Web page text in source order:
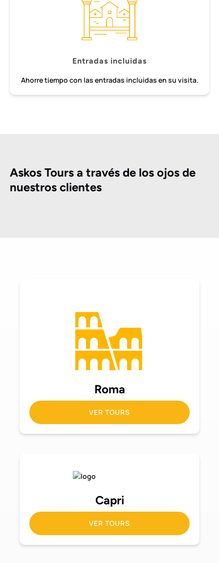
Entradas incluidas
Ahorre tiempo con las entradas incluidas en su visita.
Askos Tours a través de los ojos de
nuestros clientes
Roma
VER TOURS
Capri
VER TOURS